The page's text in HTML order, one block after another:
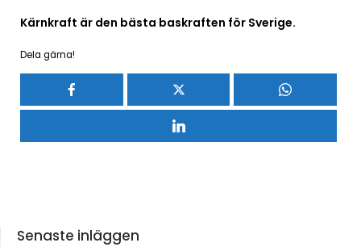
Kärnkraft är den bästa baskraften för Sverige.
Dela gärna!
Senaste inläggen